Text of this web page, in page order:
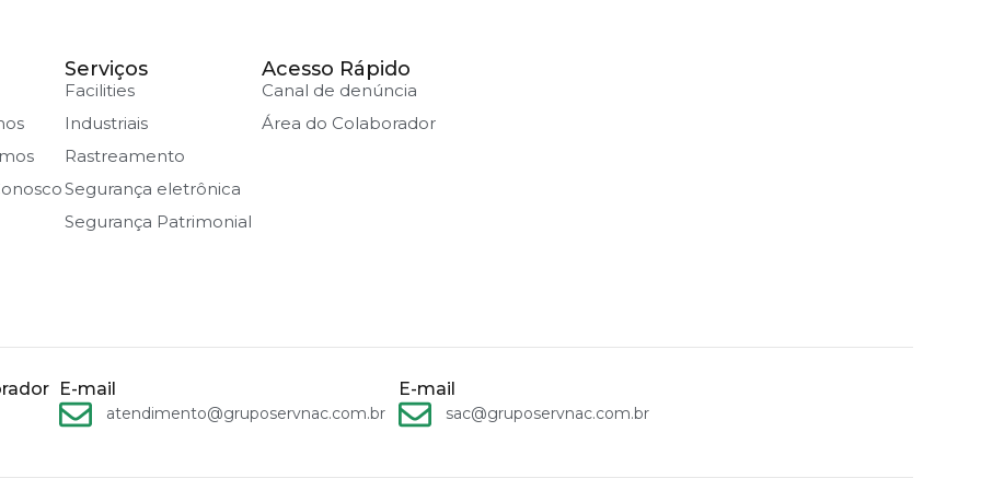
Serviços
Facilities
Industriais
Rastreamento
Segurança eletrônica
Segurança Patrimonial
Acesso Rápido
Canal de denúncia
Área do Colaborador
E-mail
atendimento@gruposervnac.com.br
E-mail
sac@gruposervnac.com.br